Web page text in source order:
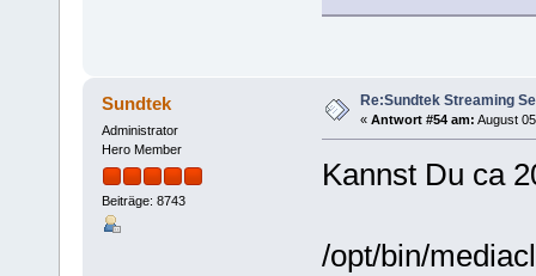
Sundtek
Administrator
Hero Member
Beiträge: 8743
Re:Sundtek Streaming
« Antwort #54 am: August
Kannst Du ca
/opt/bin/